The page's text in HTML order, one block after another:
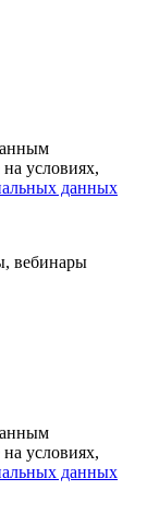
условиях,
данных
вебинары
условиях,
данных